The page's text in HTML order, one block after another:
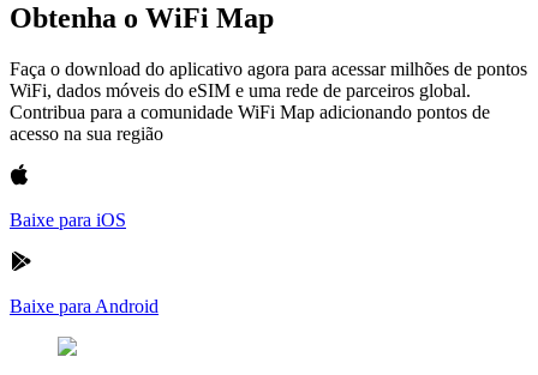
Obtenha o WiFi Map
Faça o download do aplicativo agora para acessar milhões de pontos
WiFi, dados móveis do eSIM e uma rede de parceiros global.
Contribua para a comunidade WiFi Map adicionando pontos de
acesso na sua região
Baixe para iOS
Baixe para Android